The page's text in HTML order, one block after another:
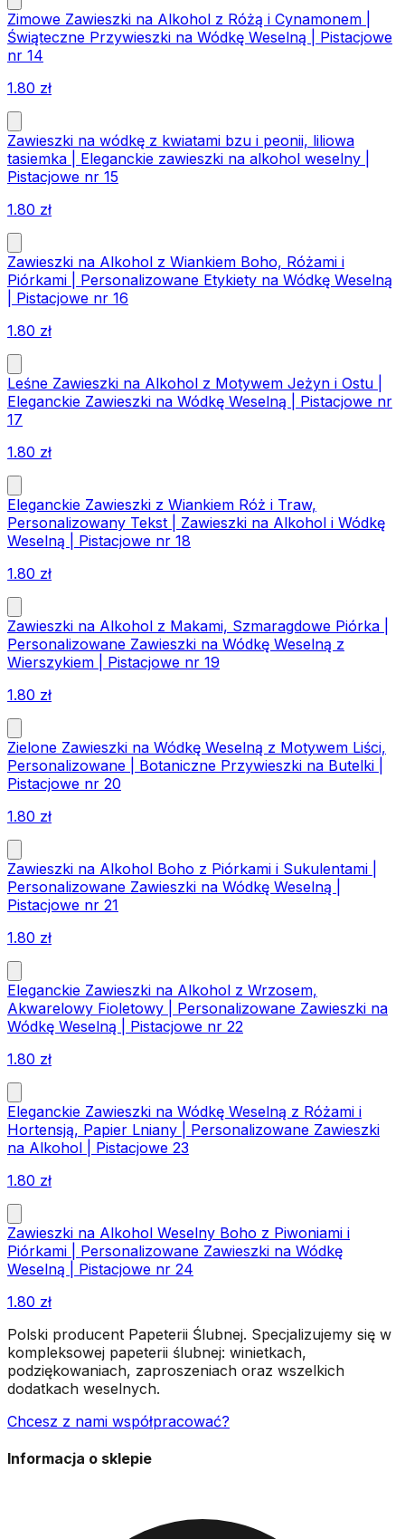
Zimowe Zawieszki na Alkohol z Różą i Cynamonem |
Świąteczne Przywieszki na Wódkę Weselną | Pistacjowe
nr 14
1.80 zł
Zawieszki na wódkę z kwiatami bzu i peonii, liliowa
tasiemka | Eleganckie zawieszki na alkohol weselny |
Pistacjowe nr 15
1.80 zł
Zawieszki na Alkohol z Wiankiem Boho, Różami i
Piórkami | Personalizowane Etykiety na Wódkę Weselną
| Pistacjowe nr 16
1.80 zł
Leśne Zawieszki na Alkohol z Motywem Jeżyn i Ostu |
Eleganckie Zawieszki na Wódkę Weselną | Pistacjowe nr
17
1.80 zł
Eleganckie Zawieszki z Wiankiem Róż i Traw,
Personalizowany Tekst | Zawieszki na Alkohol i Wódkę
Weselną | Pistacjowe nr 18
1.80 zł
Zawieszki na Alkohol z Makami, Szmaragdowe Piórka |
Personalizowane Zawieszki na Wódkę Weselną z
Wierszykiem | Pistacjowe nr 19
1.80 zł
Zielone Zawieszki na Wódkę Weselną z Motywem Liści,
Personalizowane | Botaniczne Przywieszki na Butelki |
Pistacjowe nr 20
1.80 zł
Zawieszki na Alkohol Boho z Piórkami i Sukulentami |
Personalizowane Zawieszki na Wódkę Weselną |
Pistacjowe nr 21
1.80 zł
Eleganckie Zawieszki na Alkohol z Wrzosem,
Akwarelowy Fioletowy | Personalizowane Zawieszki na
Wódkę Weselną | Pistacjowe nr 22
1.80 zł
Eleganckie Zawieszki na Wódkę Weselną z Różami i
Hortensją, Papier Lniany | Personalizowane Zawieszki
na Alkohol | Pistacjowe 23
1.80 zł
Zawieszki na Alkohol Weselny Boho z Piwoniami i
Piórkami | Personalizowane Zawieszki na Wódkę
Weselną | Pistacjowe nr 24
1.80 zł
Polski producent Papeterii Ślubnej. Specjalizujemy się w
kompleksowej papeterii ślubnej: winietkach,
podziękowaniach, zaproszeniach oraz wszelkich
dodatkach weselnych.
Chcesz z nami współpracować?
Informacja o sklepie